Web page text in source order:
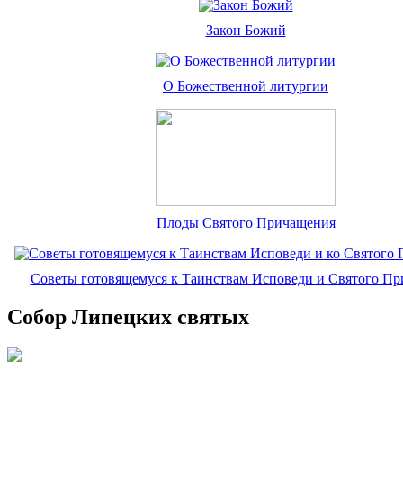
Закон Божий
О Божественной литургии
Плоды Святого Причащения
Советы готовящемуся к Таинствам Исповеди и Святого
Собор Липецких святых